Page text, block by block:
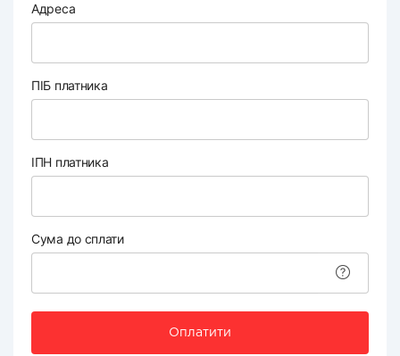
Адреса
ПІБ платника
ІПН платника
Сума до сплати
Оплатити